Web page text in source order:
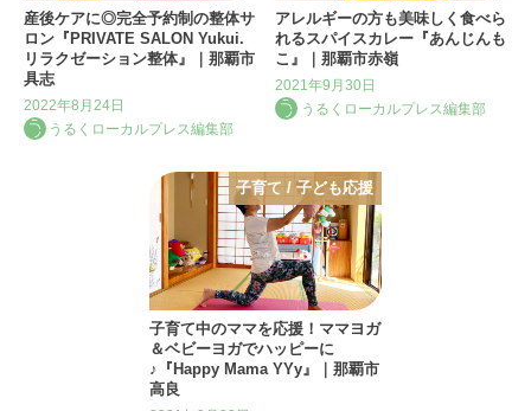
産後ケアに◎完全予約制の整体サ
ロン『PRIVATE SALON Yukui.
リラクゼーション整体』｜那覇市
具志
2022年8月24日
うるくローカルプレス編集部
アレルギーの方も美味しく食べら
れるスパイスカレー『あんじんも
こ』｜那覇市赤嶺
2021年9月30日
うるくローカルプレス編集部
子育て / 子ども応援
子育て中のママを応援！ママヨガ
＆ベビーヨガでハッピーに
♪『Happy Mama YYy』｜那覇市
高良